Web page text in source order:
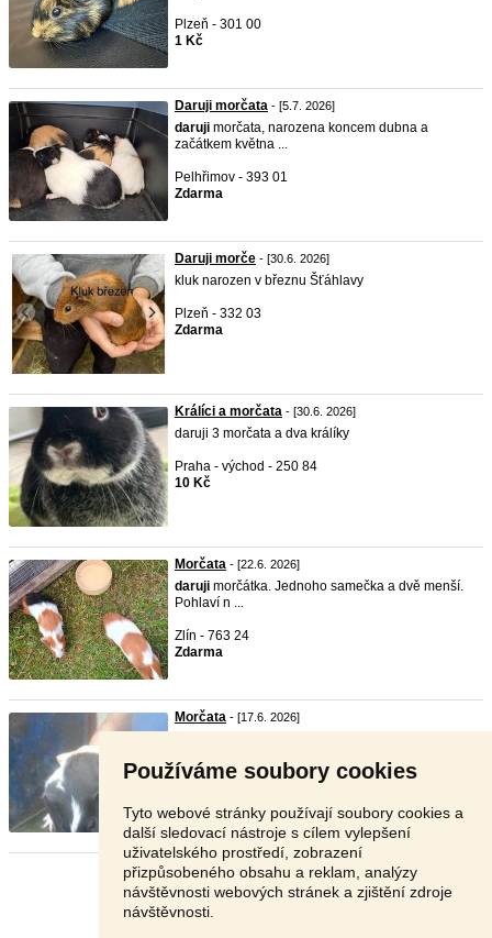
Používáme soubory cookies
Tyto webové stránky používají soubory cookies a
další sledovací nástroje s cílem vylepšení
uživatelského prostředí, zobrazení
přizpůsobeného obsahu a reklam, analýzy
návštěvnosti webových stránek a zjištění zdroje
návštěvnosti.
Plzeň - 301 00
1 Kč
Daruji morčata - [5.7. 2026]
daruji morčata, narozena koncem dubna a
začátkem května ...
Pelhřimov - 393 01
Zdarma
Daruji morče - [30.6. 2026]
kluk narozen v březnu Šťáhlavy
Plzeň - 332 03
Zdarma
Králíci a morčata - [30.6. 2026]
daruji 3 morčata a dva králíky
Praha - východ - 250 84
10 Kč
Morčata - [22.6. 2026]
daruji morčátka. Jednoho samečka a dvě menší.
Pohlaví n ...
Zlín - 763 24
Zdarma
Morčata - [17.6. 2026]
Plzeň-jih - 335 01
Stránka: 1 2 Další